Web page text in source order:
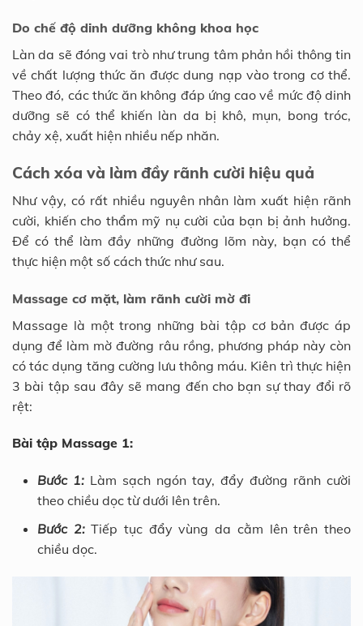
Do chế độ dinh dưỡng không khoa học
Làn da sẽ đóng vai trò như trung tâm phản hồi thông tin
về chất lượng thức ăn được dung nạp vào trong cơ thể.
Theo đó, các thức ăn không đáp ứng cao về mức độ dinh
dưỡng sẽ có thể khiến làn da bị khô, mụn, bong tróc,
chảy xệ, xuất hiện nhiều nếp nhăn.
Cách xóa và làm đầy rãnh cười hiệu quả
Như vậy, có rất nhiều nguyên nhân làm xuất hiện rãnh
cười, khiến cho thẩm mỹ nụ cười của bạn bị ảnh hưởng.
Để có thể làm đầy những đường lõm này, bạn có thể
thực hiện một số cách thức như sau.
Massage cơ mặt, làm rãnh cười mờ đi
Massage là một trong những bài tập cơ bản được áp
dụng để làm mờ đường râu rồng, phương pháp này còn
có tác dụng tăng cường lưu thông máu. Kiên trì thực hiện
3 bài tập sau đây sẽ mang đến cho bạn sự thay đổi rõ
rệt:
Bài tập Massage 1:
Bước 1: Làm sạch ngón tay, đẩy đường rãnh cười
theo chiều dọc từ dưới lên trên.
Bước 2:Tiếp tục đẩy vùng da cằm lên trên theo
chiều dọc.